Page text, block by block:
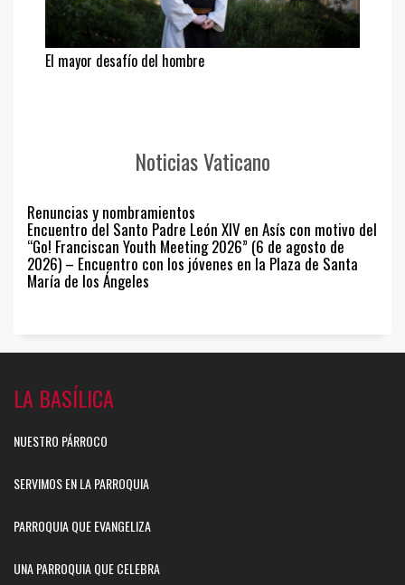
El mayor desafío del hombre
Noticias Vaticano
Renuncias y nombramientos
Encuentro del Santo Padre León XIV en Asís con motivo del
“Go! Franciscan Youth Meeting 2026” (6 de agosto de
2026) – Encuentro con los jóvenes en la Plaza de Santa
María de los Ángeles
LA BASÍLICA
NUESTRO PÁRROCO
SERVIMOS EN LA PARROQUIA
PARROQUIA QUE EVANGELIZA
UNA PARROQUIA QUE CELEBRA